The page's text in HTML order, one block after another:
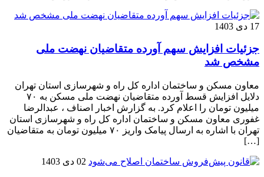
17 دی 1403
جزئیات افزایش سهم آورده متقاضیان نهضت ملی
مشخص شد
معاون مسکن و ساختمان اداره کل راه و شهرسازی استان تهران
دلایل افزایش قسط آورده متقاضیان نهضت ملی مسکن به ۷۰
میلیون تومان را اعلام کرد. به گزارش اخبار اصناف ، عبدالرضا
غفوری معاون مسکن و ساختمان اداره کل راه و شهرسازی استان
تهران با اشاره به ارسال پیامک واریز ۷۰ میلیون تومان به متقاضیان
[…]
02 دی 1403